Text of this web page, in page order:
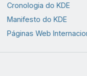
Cronologia do KDE
Manifesto do KDE
Páginas Web